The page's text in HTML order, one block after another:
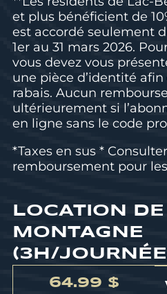
et plus bénéficient de
est accordé seulement
1er au 31 mars 2026.
vous devez vous
une pièce d’identité afin
rabais. Aucun
ultérieurement si
en ligne sans le code
*Taxes en sus *
remboursement pour
LOCATION
MONTAGNE
(3H/
64.99 $